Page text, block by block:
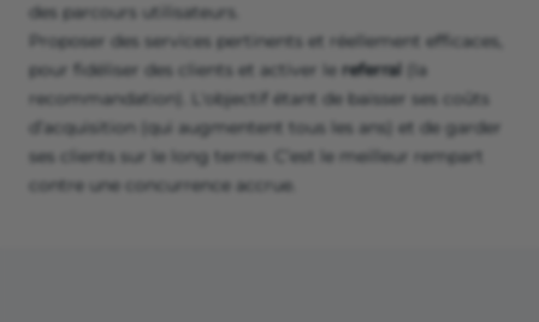
des parcours utilisateurs.
Proposer des services pertinents et réellement efficaces,
pour fidéliser des clients et activer le referral (la
recommandation). L'objectif étant de baisser ses coûts
d’acquisition (qui augmentent tous les ans) et de garder
ses clients sur le long terme. C’est le meilleur rempart
contre une concurrence accrue.